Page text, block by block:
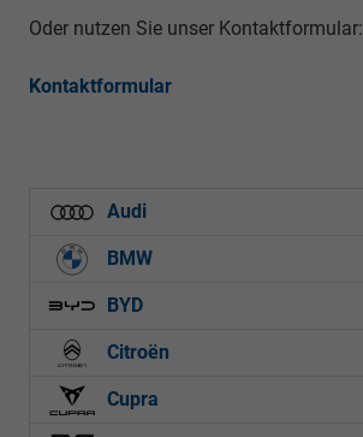
Oder nutzen Sie unser Kontaktformular:
Kontaktformular
Audi
BMW
BYD
Citroën
Cupra